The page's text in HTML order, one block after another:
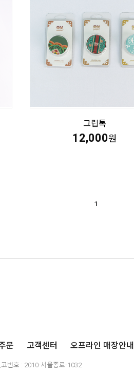
그립톡
12,000원
1
문 고객센터 오프라인 매장안내
번호 : 2010-서울종로-1032